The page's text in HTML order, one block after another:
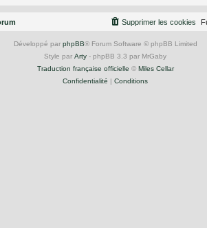
Supprimer les cookies
Développé par phpBB® Forum Software © phpBB Limited
Style par Arty - phpBB 3.3 par MrGaby
Traduction française officielle © Miles Cellar
Confidentialité | Conditions